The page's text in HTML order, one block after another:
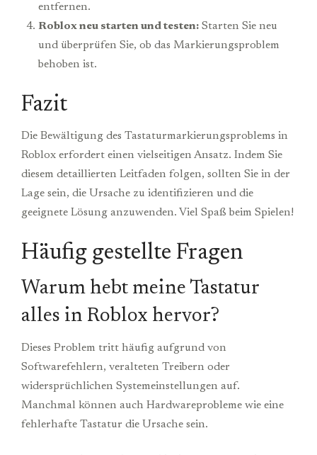
entfernen.
Roblox neu starten und testen: Starten Sie neu
und überprüfen Sie, ob das Markierungsproblem
behoben ist.
Fazit
Die Bewältigung des Tastaturmarkierungsproblems in
Roblox erfordert einen vielseitigen Ansatz. Indem Sie
diesem detaillierten Leitfaden folgen, sollten Sie in der
Lage sein, die Ursache zu identifizieren und die
geeignete Lösung anzuwenden. Viel Spaß beim Spielen!
Häufig gestellte Fragen
Warum hebt meine Tastatur
alles in Roblox hervor?
Dieses Problem tritt häufig aufgrund von
Softwarefehlern, veralteten Treibern oder
widersprüchlichen Systemeinstellungen auf.
Manchmal können auch Hardwareprobleme wie eine
fehlerhafte Tastatur die Ursache sein.